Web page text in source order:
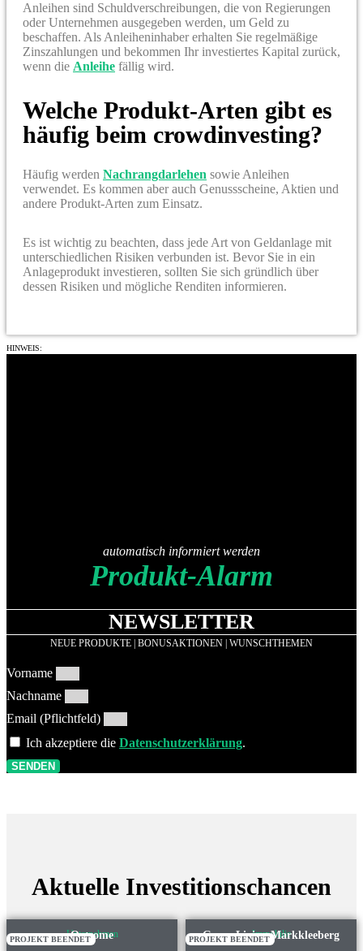
Anleihen sind Schuldverschreibungen, die von Regierungen
oder Unternehmen ausgegeben werden, um Geld zu
beschaffen. Als Anleiheninhaber erhalten Sie regelmäßige
Zinszahlungen und bekommen Ihr investiertes Kapital zurück,
wenn die Anleihe fällig wird.
Welche Produkt-Arten gibt es
häufig beim crowdinvesting?
Häufig werden Nachrangdarlehen sowie Anleihen
verwendet. Es kommen aber auch Genussscheine, Aktien und
andere Produkt-Arten zum Einsatz.
Es ist wichtig zu beachten, dass jede Art von Geldanlage mit
unterschiedlichen Risiken verbunden ist. Bevor Sie in ein
Anlageprodukt investieren, sollten Sie sich gründlich über
dessen Risiken und mögliche Renditen informieren.
HINWEIS:
Wir übernehmen keine Gewähr für Aktualität, Richtigkeit und Vollständigkeit der Informationen.
automatisch informiert werden
Produkt-Alarm
NEWSLETTER
NEUE PRODUKTE | BONUSAKTIONEN | WUNSCHTHEMEN
Vorname
Nachname
Email (Pflichtfeld)
Ich akzeptiere die Datenschutzerklärung.
SENDEN
Aktuelle Investitionschancen
Unternehmen
Oatsome
PROJEKT BEENDET Immobilie
Green Living Markkleeberg
PROJEKT BEENDET